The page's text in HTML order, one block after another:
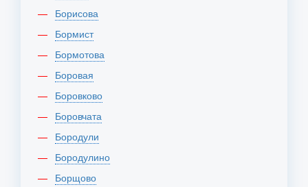
Борисова
Бормист
Бормотова
Боровая
Боровково
Боровчата
Бородули
Бородулино
Борщово